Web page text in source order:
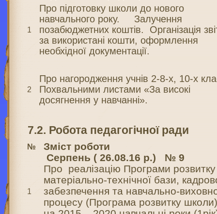
1
Про підготовку школи до нового
навчального року. Залучення
позабюджетних коштів. Організація
за використані кошти, оформлення
необхідної документації.
2
Про нагородження учнів 2-8-х, 10-х
Похвальними листами «За високі
досягнення у навчанні».
7.2. Робота педагогічної ради
№
Зміст роботи
Серпень ( 26.08.16 р.) № 9
1
Про реалізацію Програми розвитку
матеріально-технічної бази,
забезпечення та навчально-
процесу (Програма розвитку